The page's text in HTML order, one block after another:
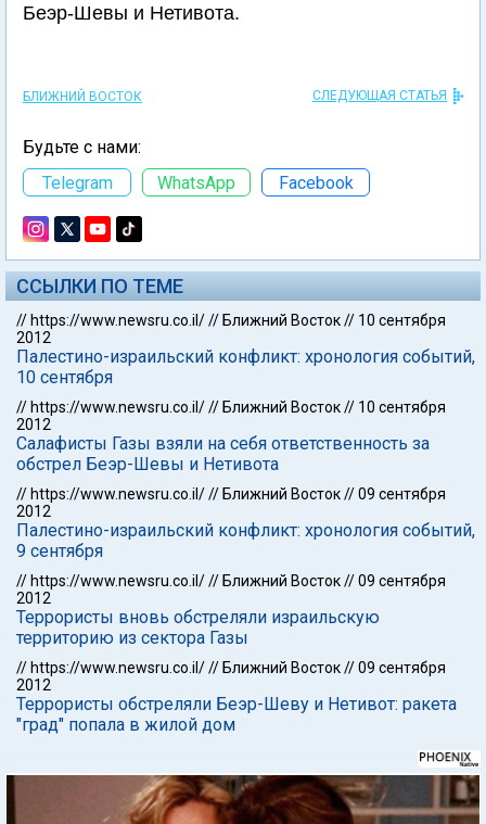
Беэр-Шевы и Нетивота.
БЛИЖНИЙ ВОСТОК СЛЕДУЮЩАЯ СТАТЬЯ
Будьте с нами:
Telegram
WhatsApp Facebook
ССЫЛКИ ПО ТЕМЕ
// https://www.newsru.co.il/// Ближний Восток// 10 сентября
2012
Палестино-израильский конфликт: хронология событий,
10 сентября
// https://www.newsru.co.il/// Ближний Восток// 10 сентября
2012
Салафисты Газы взяли на себя ответственность за
обстрел Беэр-Шевы и Нетивота
// https://www.newsru.co.il/// Ближний Восток//09 сентября
2012
Палестино-израильский конфликт: хронология событий,
9 сентября
// https://www.newsru.co.il/// Ближний Восток//09 сентября
2012
Террористы вновь обстреляли израильскую
территорию из сектора Газы
// https://www.newsru.co.il/// Ближний Восток//09 сентября
2012
Террористы обстреляли Беэр-Шеву и Нетивот: ракета
"град" попала в жилой дом